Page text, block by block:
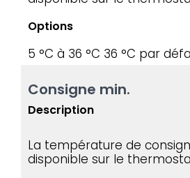
Options
5 °C à 36 °C 36 °C par
Consigne min.
Description
La température de
disponible sur le